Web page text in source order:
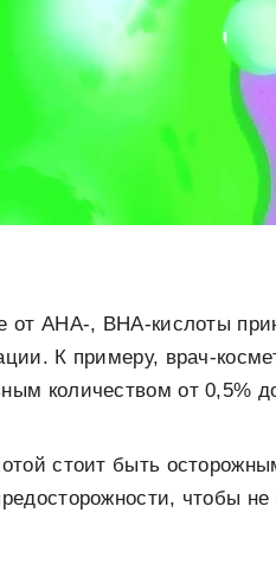
от AHA-, BHA-кислоты
К примеру, врач-
количеством от 0,5%
стоит быть
чтобы